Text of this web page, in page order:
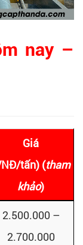
nay –
Giá
tấn) (tham
khảo)
2.500.000 –
2.700.000